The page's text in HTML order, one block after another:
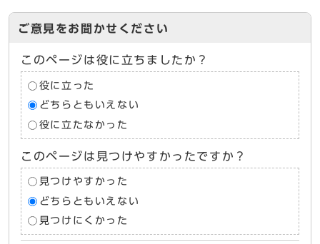
ご意見をお聞かせください
このページは役に立ちましたか？
役に立った
どちらともいえない
役に立たなかった
このページは見つけやすかったですか？
見つけやすかった
どちらともいえない
見つけにくかった